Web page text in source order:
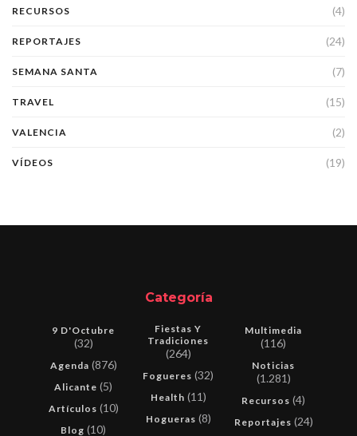
RECURSOS (4)
REPORTAJES (24)
SEMANA SANTA (7)
TRAVEL (15)
VALENCIA (2)
VÍDEOS (19)
Categoría
9 D'Octubre
(32)
Agenda (876)
Alicante (5)
Artículos (10)
Blog (10)
Fiestas Y
Tradiciones
(264)
Fogueres (32)
Health (11)
Hogueras (8)
Multimedia
(116)
Noticias
(1.281)
Recursos (4)
Reportajes (24)